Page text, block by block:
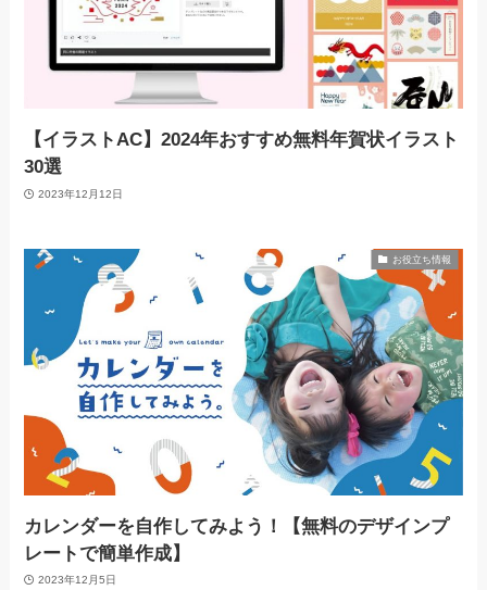
【イラストAC】2024年おすすめ無料年賀状イラスト
30選
2023年12月12日
お役立ち情報
カレンダーを自作してみよう！【無料のデザインプ
レートで簡単作成】
2023年12月5日